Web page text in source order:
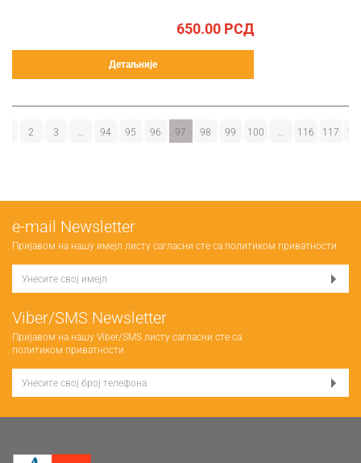
650.00 РСД
Детаљније
2 3 94 95 96 97 98 99 100 116 117
е-mail Newsletter
Пријавом на нашу имејл листу сагласни сте са политиком приватности
Viber/SMS Newsletter
Пријавом на нашу Viber/SMS листу сагласни сте са
политиком приватности